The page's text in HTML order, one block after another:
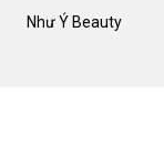
Như Ý Beauty